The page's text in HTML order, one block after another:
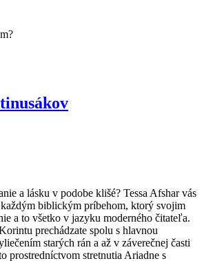
a lásku v podobe klišé? Tessa Afshar vás
biblickým príbehom, ktorý svojim
a to všetko v jazyku moderného čitateľa.
prechádzate spolu s hlavnou
starých rán a až v záverečnej časti
prostredníctvom stretnutia Ariadne s